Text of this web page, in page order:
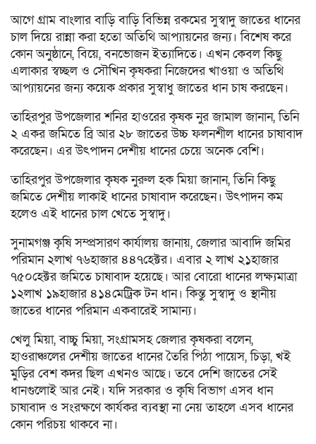
আগে গ্রাম বাংলার বাড়ি বাড়ি বিভিন্ন রকমের সুস্বাদু জাতের ধানের
চাল দিয়ে রান্না করা হতো অতিথি আপ্যায়নের জন্য। বিশেষ করে
কোন অনুষ্ঠানে, বিয়ে, বনভোজন ইত্যাদিতে। এখন কেবল কিছু
এলাকার স্বচ্ছল ও সৌখিন কৃষকরা নিজেদের খাওয়া ও অতিথি
আপ্যায়নের জন্য কয়েক প্রকার সুস্বাধু জাতের ধান চাষ করছেন।
তাহিরপুর উপজেলার শনির হাওরের কৃষক নুর জামাল জানান, তিনি
২ একর জমিতে ব্রি আর ২৮ জাতের উচ্চ ফলনশীল ধানের চাষাবাদ
করেছেন। এর উৎপাদন দেশীয় ধানের চেয়ে অনেক বেশি।
তাহিরপুর উপজেলার কৃষক নুরুল হক মিয়া জানান, তিনি কিছু
জমিতে দেশীয় লাকাই ধানের চাষাবাদ করেছেন। উৎপাদন কম
হলেও এই ধানের চাল খেতে সুস্বাদু।
সুনামগঞ্জ কৃষি সম্প্রসারণ কার্যালয় জানায়, জেলার আবাদি জমির
পরিমান ২লাখ ৭৬হাজার ৪৪৭হেক্টর। এবার ২ লাখ ২১হাজার
৭৫০হেক্টর জমিতে চাষাবাদ হয়েছে। আর বোরো ধানের লক্ষ্যমাত্রা
১২লাখ ১৯হাজার ৪১৪মেট্রিক টন ধান। কিন্তু সুস্বাদু ও স্থানীয়
জাতের ধানের পরিমান একবারেই সামান্য।
খেলু মিয়া, বাচ্চু মিয়া, সংগ্রামসহ জেলার কৃষকরা বলেন,
হাওরাঞ্চলের দেশীয় জাতের ধানের তৈরি পিঠা পায়েস, চিড়া, খই
মুড়ির বেশ কদর ছিল এখনও আছে। তবে দেশি জাতের সেই
ধানগুলোই আর নেই। যদি সরকার ও কৃষি বিভাগ এসব ধান
চাষাবাদ ও সংরক্ষণে কার্যকর ব্যবস্থা না নেয় তাহলে এসব ধানের
কোন পরিচয় থাকবে না।